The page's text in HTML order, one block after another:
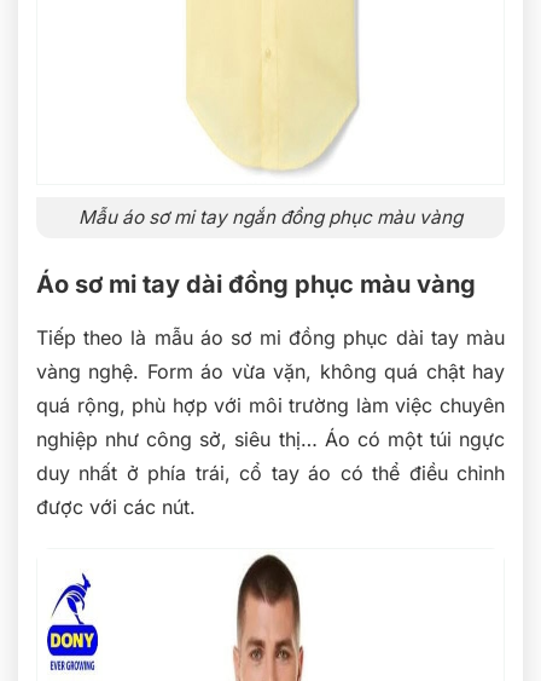
Mẫu áo sơ mi tay ngắn đồng phục màu vàng
Áo sơ mi tay dài đồng phục màu vàng
Tiếp theo là mẫu áo sơ mi đồng phục dài tay màu
vàng nghệ. Form áo vừa vặn, không quá chật hay
quá rộng, phù hợp với môi trường làm việc chuyên
nghiệp như công sở, siêu thị… Áo có một túi ngực
duy nhất ở phía trái, cổ tay áo có thể điều chỉnh
được với các nút.